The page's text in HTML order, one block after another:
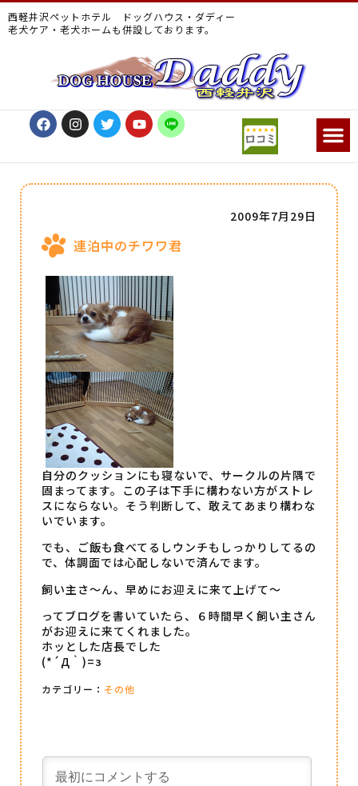
西軽井沢ペットホテル ドッグハウス・ダディー
老犬ケア・老犬ホームも併設しております。
連泊中のチワワ君
2009年7月29日
自分のクッションにも寝ないで、サークルの片隅で
固まってます。この子は下手に構わない方がストレ
スにならない。そう判断して、敢えてあまり構わな
いでいます。
でも、ご飯も食べてるしウンチもしっかりしてるの
で、体調面では心配しないで済んでます。
飼い主さ～ん、早めにお迎えに来て上げて～
ってブログを書いていたら、６時間早く飼い主さん
がお迎えに来てくれました。
ホッとした店長でした
(*´Д｀)=з
カテゴリー： その他